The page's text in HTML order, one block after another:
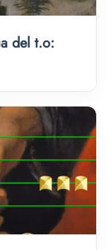
del t.o: